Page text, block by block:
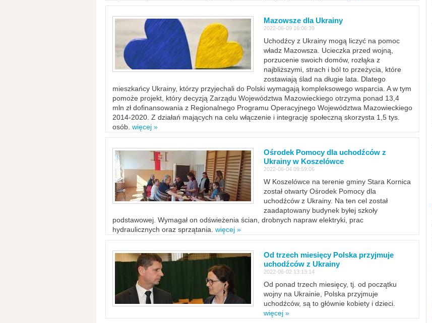
Mazowsze dla Ukrainy
2022-06-09 16:06:39
Uchodźcy z Ukrainy mogą liczyć na pomoc
władz Mazowsza. Ucieczka przed wojną,
porzucenie swoich domów, rozłąka z
najbliższymi, strach i ból to przeżycia, które
zostawiają ślad na długie lata. Dlatego
mieszkańcy Ukrainy, którzy przyjechali do Polski wymagają kompleksowego wsparcia. A w tym
pomoże projekt, który decyzją Zarządu Województwa Mazowieckiego otrzyma ponad 13,4
mln zł dofinansowania z Regionalnego Programu Operacyjnego Województwa Mazowieckiego
2014-2020. Z działań mających na celu włączenie i integrację społeczną skorzysta 1,5 tys.
osób. więcej »
Ośrodek Pomocy dla uchodźców z
Ukrainy w Koszelówce
2022-06-04 09:59:06
W Koszelówce na terenie gminy Stara Kornica
został otwarty Ośrodek Pomocy dla
uchodźców z Ukrainy. Na ten cel został
zaadaptowany budynek byłej szkoły
podstawowej. Wymagał on odświeżenia ścian, drobnych napraw elektryki, prac
hydraulicznych oraz sprzątania. więcej »
Od trzech miesięcy Polska przyjmuje
uchodźców z Ukrainy
2022-06-02 13:13:14
Od ponad trzech miesięcy, tj. od początku
wojny na Ukrainie, Polska przyjmuje
uchodźców, są to głównie kobiety i dzieci.
więcej »